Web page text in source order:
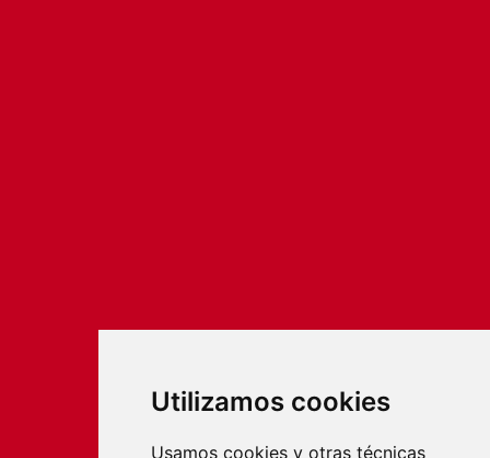
Utilizamos cookies
Usamos cookies y otras técnicas